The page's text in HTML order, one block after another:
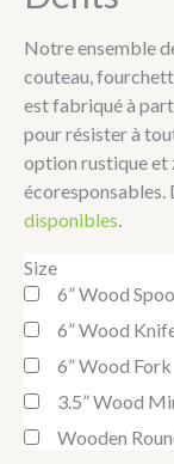
Notre ensemble
couteau,
est fabriqué à
pour résister à
option rustique et
écoresponsables.
disponibles.
Size
6” Wood
6” Wood
6” Wood Fork
3.5” Wood
Wooden